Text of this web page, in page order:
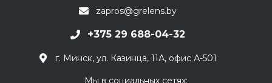
zapros@grelens.by
+375 29 688-04-32
г. Минск, ул. Казинца, 11А, офис А-501
Мы в социальных сетях: